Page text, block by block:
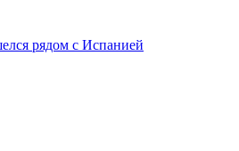
рядом с Испанией